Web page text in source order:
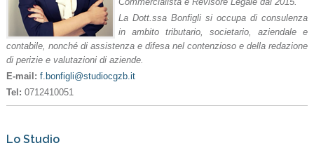
La Dott.ssa Bonfigli si occupa di consulenza
in ambito tributario, societario, aziendale e
contabile, nonché di assistenza e difesa nel contenzioso e della redazione
di perizie e valutazioni di aziende.
E-mail: f.bonfigli@studiocgzb.it
Tel: 0712410051
Lo Studio